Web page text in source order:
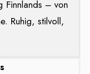
Finnlands – von
Ruhig, stilvoll,